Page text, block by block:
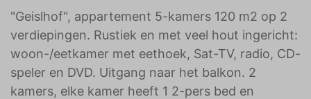
"Geislhof", appartement 5-kamers 120 m2 op 2
verdiepingen. Rustiek en met veel hout ingericht:
woon-/eetkamer met eethoek, Sat-TV, radio, CD-
speler en DVD. Uitgang naar het balkon. 2
kamers, elke kamer heeft 1 2-pers bed en